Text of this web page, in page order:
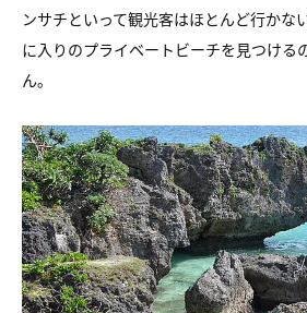
ンサチといって観光客はほとんど行かな
に入りのプライベートビーチを見つける
ん。